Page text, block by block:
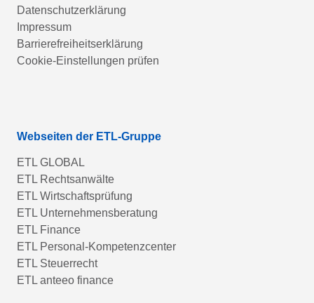
Datenschutzerklärung
Impressum
Barrierefreiheitserklärung
Cookie-Einstellungen prüfen
Webseiten der ETL-Gruppe
ETL GLOBAL
ETL Rechtsanwälte
ETL Wirtschaftsprüfung
ETL Unternehmensberatung
ETL Finance
ETL Personal-Kompetenzcenter
ETL Steuerrecht
ETL anteeo finance